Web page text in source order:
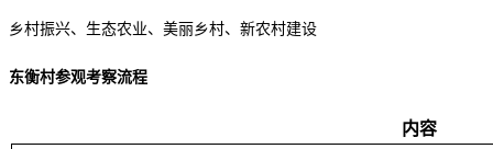
乡村振兴、生态农业、美丽乡村、新农村建设
东衡村参观考察流程
内容